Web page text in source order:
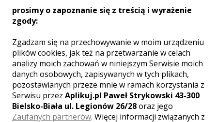
KRAKÓW
LOKALE WESELNE Z MIASTAZAWOJA
WYNIKÓW:
prosimy o zapoznanie się z treścią i wyrażenie
zgody:
Zgadzam się na przechowywanie w moim urządzeniu
plików cookies, jak też na przetwarzanie w celach
analizy moich zachowań w niniejszym Serwisie moich
danych osobowych, zapisywanych w tych plikach,
pozostawianych przeze mnie w ramach korzystania z
Serwisu przez Aplikuj.pl Paweł Strykowski 43-300
Bielsko-Biała ul. Legionów 26/28oraz jego
Zaufanych partnerów. Więcej informacji związanych z